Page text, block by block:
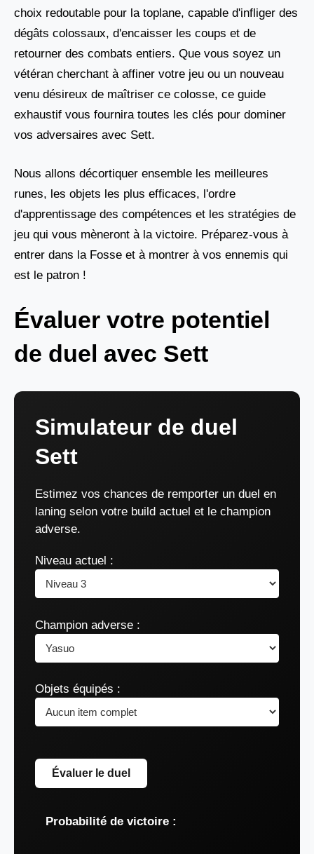
choix redoutable pour la toplane, capable d'infliger des
dégâts colossaux, d'encaisser les coups et de
retourner des combats entiers. Que vous soyez un
vétéran cherchant à affiner votre jeu ou un nouveau
venu désireux de maîtriser ce colosse, ce guide
exhaustif vous fournira toutes les clés pour dominer
vos adversaires avec Sett.
Nous allons décortiquer ensemble les meilleures
runes, les objets les plus efficaces, l'ordre
d'apprentissage des compétences et les stratégies de
jeu qui vous mèneront à la victoire. Préparez-vous à
entrer dans la Fosse et à montrer à vos ennemis qui
est le patron !
Évaluer votre potentiel
de duel avec Sett
Simulateur de duel
Sett
Estimez vos chances de remporter un duel en
laning selon votre build actuel et le champion
adverse.
Niveau actuel :
Champion adverse :
Objets équipés :
Évaluer le duel
Probabilité de victoire :